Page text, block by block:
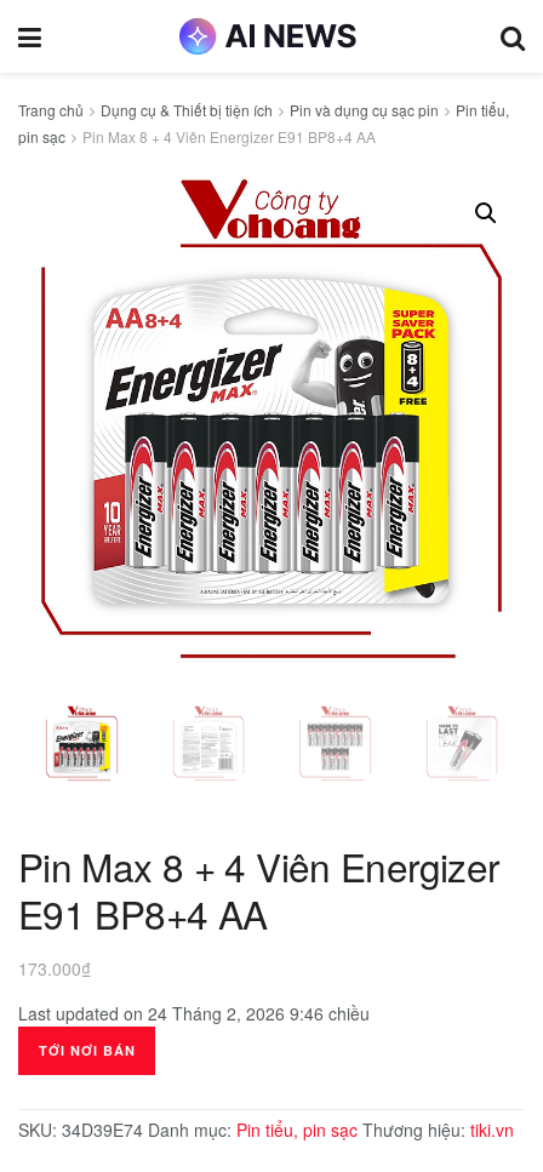
Trang chủ Dụng cụ & Thiết bị tiện ích Pin và dụng cụ sạc pin
Pin tiểu,
pin sạc
Pin Max 8 + 4 Viên Energizer E91 BP8+4 AA
Pin Max 8 + 4 Viên Energizer
E91 BP8+4 AA
173.000₫
Last updated on 24 Tháng 2, 2026 9:46 chiều
TỚI NƠI BÁN
SKU: 34D39E74 Danh mục: Pin tiểu, pin sạc Thương hiệu: tiki.vn